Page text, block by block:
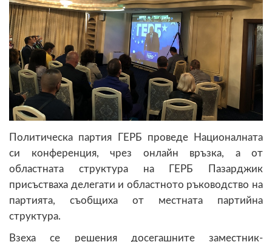
Политическа партия ГЕРБ проведе Националната
си конференция, чрез онлайн връзка, а от
областната структура на ГЕРБ Пазарджик
присъстваха делегати и областното ръководство на
партията, съобщиха от местната партийна
структура.
Взеха се решения досегашните заместник-